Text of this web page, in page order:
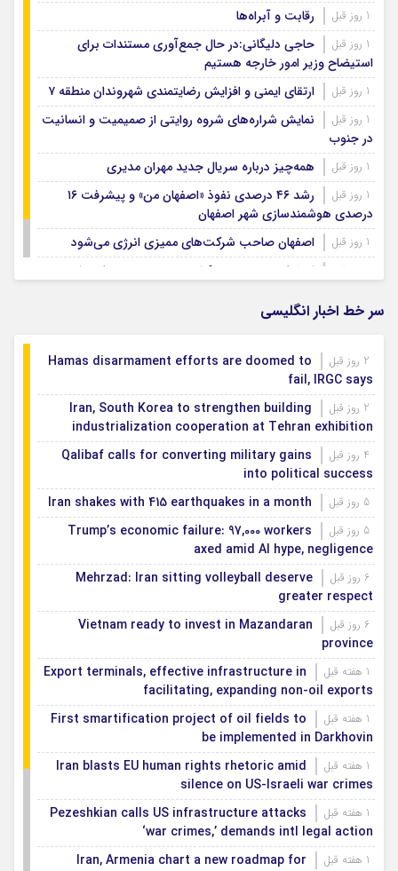
رقابت و آبراه‌ها
حاجی دلیگانی:در حال جمع‌آوری مستندات برای
استیضاح وزیر امور خارجه هستیم
ارتقای ایمنی و افزایش رضایتمندی شهروندان منطقه ۷
نمایش شراره‌های شروه روایتی از صمیمیت و انسانیت
در جنوب
همه‌چیز درباره سریال جدید مهران مدیری
رشد ۴۶ درصدی نفوذ «اصفهان من» و پیشرفت ۱۶
درصدی هوشمندسازی شهر اصفهان
اصفهان صاحب شرکت‌های ممیزی انرژی می‌شود
اصفهان رتبه نخست کشور در توسعه و حمایت از
سر خط اخبار انگلیسی
Hamas disarmament efforts are doomed to
fail, IRGC says
Iran, South Korea to strengthen building
industrialization cooperation at Tehran exhibition
Qalibaf calls for converting military gains
into political success
Iran shakes with 415 earthquakes in a month
Trump’s economic failure: 97,000 workers
axed amid AI hype, negligence
Mehrzad: Iran sitting volleyball deserve
greater respect
Vietnam ready to invest in Mazandaran
province
Export terminals, effective infrastructure in
facilitating, expanding non-oil exports
First smartification project of oil fields to
be implemented in Darkhovin
Iran blasts EU human rights rhetoric amid
silence on US-Israeli war crimes
Pezeshkian calls US infrastructure attacks
‘war crimes,’ demands intl legal action
Iran, Armenia chart a new roadmap for